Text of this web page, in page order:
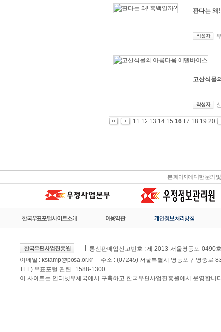
판다는 왜
고산식물
11 12 13 14 15 16 17 18 19 20
본 페이지에 대한 문의
통신판매업신고번호 : 제 2013-서울영등포-0490호
이메일 : kstamp@posa.or.kr
주소 : (07245) 서울특별시 영등포구 영중로
TEL) 우표포털 관련 : 1588-1300
이 사이트는 인터넷우체국에서 구축하고 한국우편사업진흥원에서 운영합니